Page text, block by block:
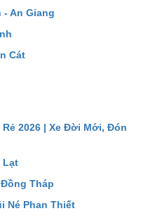
An Giang
Cát
2026 | Xe Đời Mới, Đón
Lạt
Tháp
Né Phan Thiết